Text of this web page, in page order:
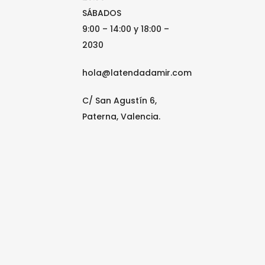
SÁBADOS
9:00 – 14:00 y 18:00 –
2030
hola@latendadamir.com
C/ San Agustín 6,
Paterna, Valencia.